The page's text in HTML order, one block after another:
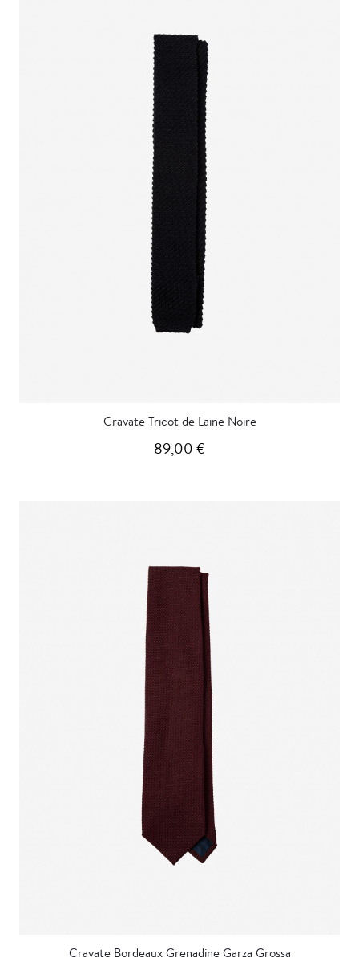
Cravate Tricot de Laine Noire
89,00 €
Cravate Bordeaux Grenadine Garza Grossa